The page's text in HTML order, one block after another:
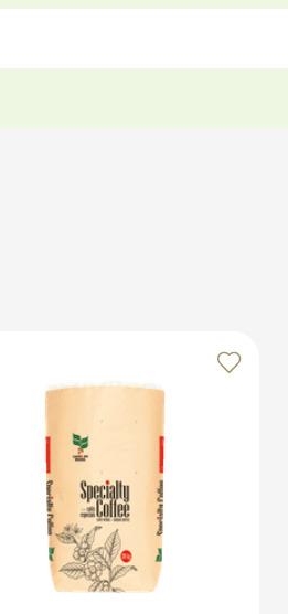
o interior da caixa para
seu cliente com